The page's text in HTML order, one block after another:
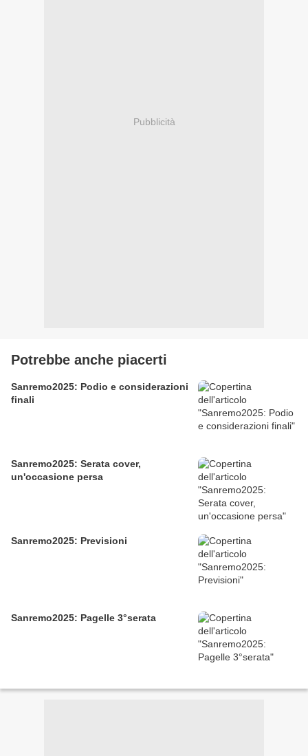
Pubblicità
Potrebbe anche piacerti
Sanremo2025: Podio e considerazioni
finali
Sanremo2025: Serata cover,
un'occasione persa
Sanremo2025: Previsioni
Sanremo2025: Pagelle 3°serata